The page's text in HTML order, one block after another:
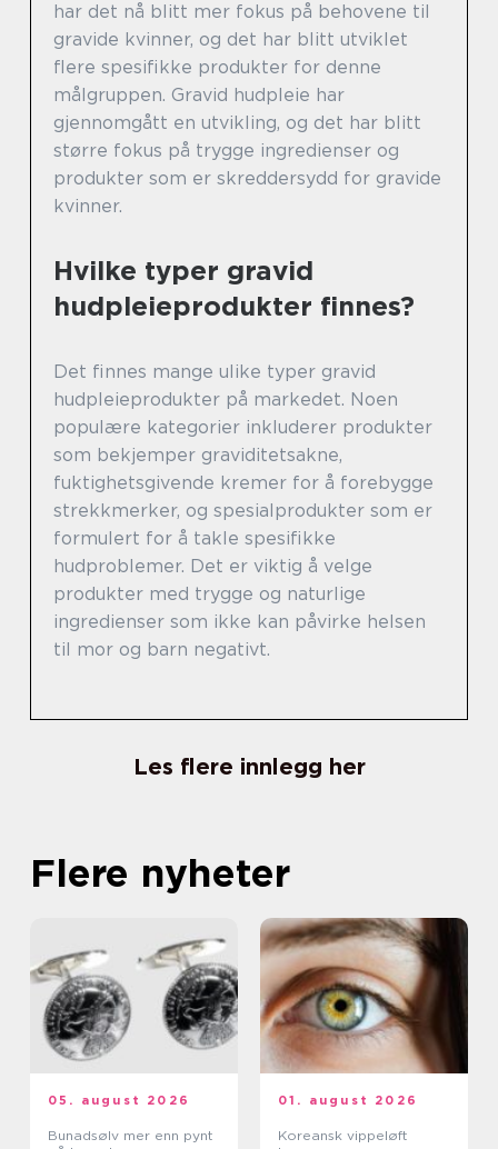
har det nå blitt mer fokus på behovene til
gravide kvinner, og det har blitt utviklet
flere spesifikke produkter for denne
målgruppen. Gravid hudpleie har
gjennomgått en utvikling, og det har blitt
større fokus på trygge ingredienser og
produkter som er skreddersydd for gravide
kvinner.
Hvilke typer gravid
hudpleieprodukter finnes?
Det finnes mange ulike typer gravid
hudpleieprodukter på markedet. Noen
populære kategorier inkluderer produkter
som bekjemper graviditetsakne,
fuktighetsgivende kremer for å forebygge
strekkmerker, og spesialprodukter som er
formulert for å takle spesifikke
hudproblemer. Det er viktig å velge
produkter med trygge og naturlige
ingredienser som ikke kan påvirke helsen
til mor og barn negativt.
Les flere innlegg her
Flere nyheter
05. august 2026
Bunadsølv mer enn pynt
01. august 2026
Koreansk vippeløft